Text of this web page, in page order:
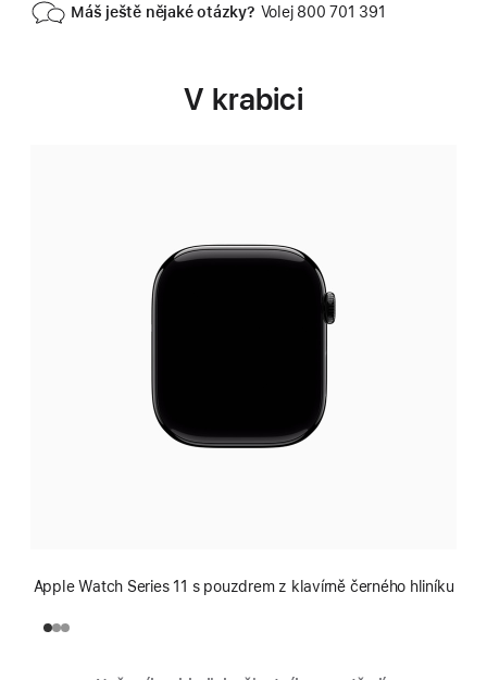
Máš ještě nějaké otázky? Volej 800 701 391
V krabici
Apple Watch Series 11 s pouzdrem z klavírně černého hliníku